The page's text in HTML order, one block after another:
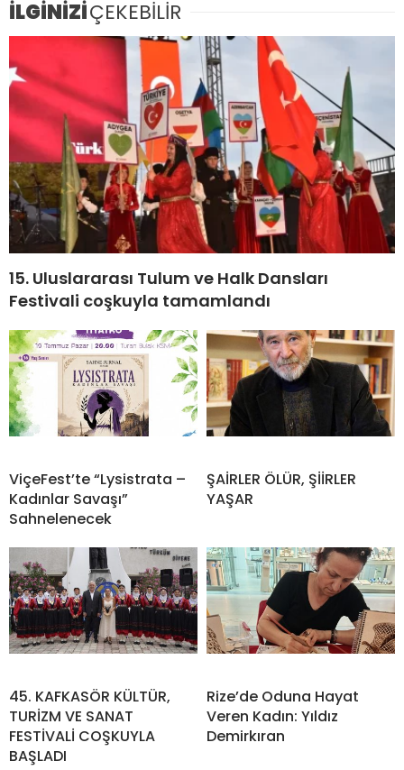
İLGİNİZİÇEKEBİLİR
15. Uluslararası Tulum ve Halk Dansları
Festivali coşkuyla tamamlandı
ViçeFest’te “Lysistrata –
Kadınlar Savaşı”
Sahnelenecek
ŞAİRLER ÖLÜR, ŞİİRLER
YAŞAR
45. KAFKASÖR KÜLTÜR,
TURİZM VE SANAT
FESTİVALİ COŞKUYLA
BAŞLADI
Rize’de Oduna Hayat
Veren Kadın: Yıldız
Demirkıran